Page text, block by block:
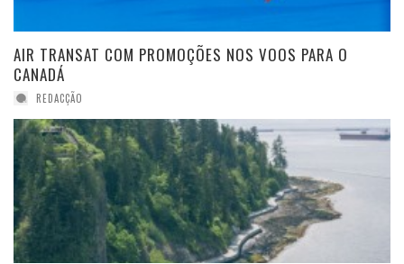
AIR TRANSAT COM PROMOÇÕES NOS VOOS PARA O
CANADÁ
REDACÇÃO